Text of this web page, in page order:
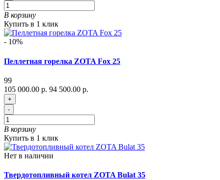
В корзину
Купить в 1 клик
- 10%
Пеллетная горелка ZOTA Fox 25
99
105 000.00 р. 94 500.00 р.
+
-
В корзину
Купить в 1 клик
Нет в наличии
Твердотопливный котел ZOTA Bulat 35